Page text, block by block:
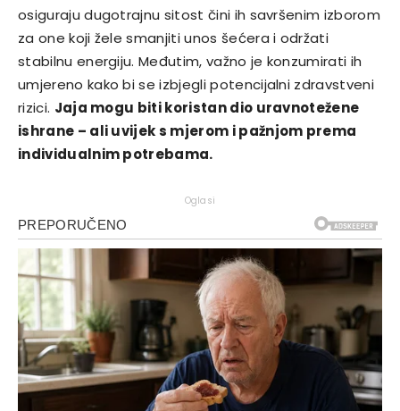
osiguraju dugotrajnu sitost čini ih savršenim izborom
za one koji žele smanjiti unos šećera i održati
stabilnu energiju. Međutim, važno je konzumirati ih
umjereno kako bi se izbjegli potencijalni zdravstveni
rizici. Jaja mogu biti koristan dio uravnotežene
ishrane – ali uvijek s mjerom i pažnjom prema
individualnim potrebama.
Oglasi